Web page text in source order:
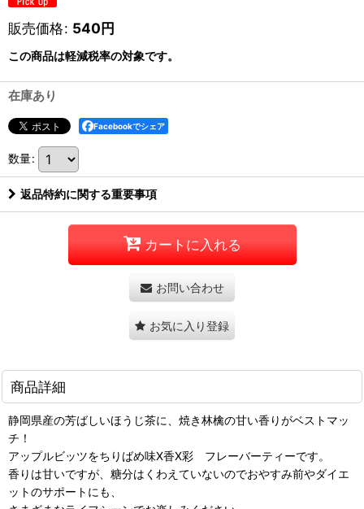
販売価格: 540円
この商品は軽減税率の対象です。
在庫あり
Facebookでシェア
数量:
返品特約に関する重要事項
カートに入れる
お問い合わせ
お気に入り登録
商品詳細
静岡県産の芳ばしいほうじ茶に、焼き林檎の甘い香りがベストマッ
チ！
アップルビッツをちりばめ味X香X彩 フレーバーティーです。
香りは甘いですが、糖分はくわえていないのでおやすみ前やダイエ
ットのサポートにも、